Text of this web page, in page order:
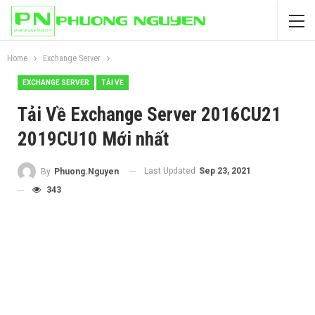
Home Exchange Server
EXCHANGE SERVER TẢI VỀ
Tải Về Exchange Server 2016CU21
2019CU10 Mới nhất
By Phuong.Nguyen Last Updated Sep 23, 2021
343